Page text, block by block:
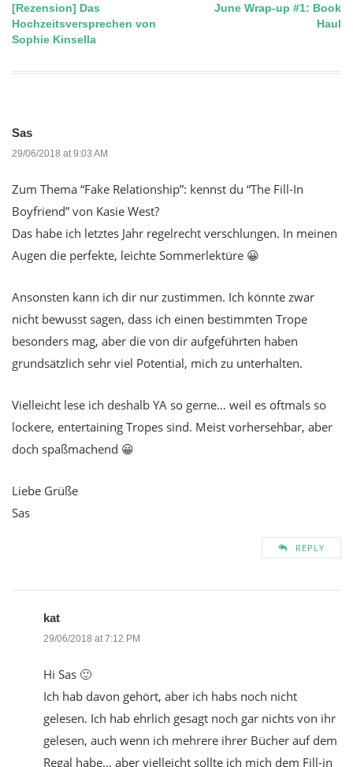
Post
navigation
[Rezension] Das
Hochzeitsversprechen von
Sophie Kinsella
June Wrap-up #1: Book
Haul
Sas
29/06/2018 at 9:03 AM
Zum Thema “Fake Relationship”: kennst du “The Fill-In
Boyfriend” von Kasie West?
Das habe ich letztes Jahr regelrecht verschlungen. In meinen
Augen die perfekte, leichte Sommerlektüre 😀
Ansonsten kann ich dir nur zustimmen. Ich könnte zwar
nicht bewusst sagen, dass ich einen bestimmten Trope
besonders mag, aber die von dir aufgeführten haben
grundsätzlich sehr viel Potential, mich zu unterhalten.
Vielleicht lese ich deshalb YA so gerne… weil es oftmals so
lockere, entertaining Tropes sind. Meist vorhersehbar, aber
doch spaßmachend 😀
Liebe Grüße
Sas
REPLY
kat
29/06/2018 at 7:12 PM
Hi Sas 🙂
Ich hab davon gehört, aber ich habs noch nicht
gelesen. Ich hab ehrlich gesagt noch gar nichts von ihr
gelesen, auch wenn ich mehrere ihrer Bücher auf dem
Regal habe… aber vielleicht sollte ich mich dem Fill-in